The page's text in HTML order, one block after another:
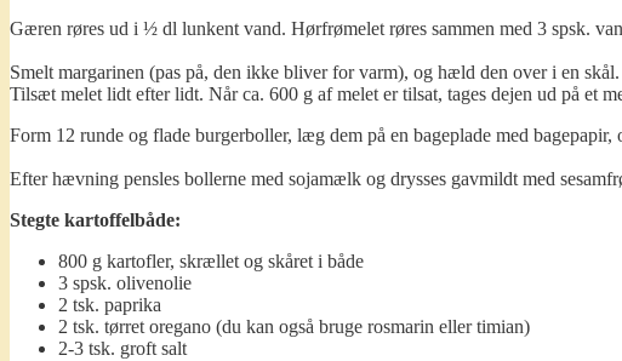
Gæren røres ud i ½ dl lunkent vand. Hørfrømelet røres sammen med 3 spsk.
Smelt margarinen (pas på, den ikke bliver for varm), og hæld den over i en
Tilsæt melet lidt efter lidt. Når ca. 600 g af melet er tilsat, tages dejen ud på et
Form 12 runde og flade burgerboller, læg dem på en bageplade med
Efter hævning pensles bollerne med sojamælk og drysses gavmildt med
Stegte kartoffelbåde:
800 g kartofler, skrællet og skåret i både
3 spsk. olivenolie
2 tsk. paprika
2 tsk. tørret oregano (du kan også bruge rosmarin eller timian)
2-3 tsk. groft salt